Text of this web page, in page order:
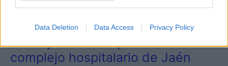
Data Deletion Data Access Privacy Policy
Controlado el incendio que ha
generado una gran columna de
humo junto al helipuerto del
complejo hospitalario de Jaén